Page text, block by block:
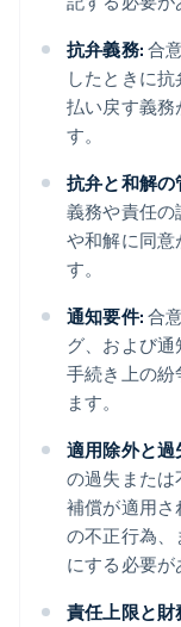
抗弁義務: 合
したときに
払い戻す義務
す。
抗弁と和解の
義務や責任
や和解に同意
す。
通知要件: 合
グ、および
手続き上の紛
ます。
適用除外と過
の過失また
補償が適用
の不正行為
にする必要が
責任上限と財